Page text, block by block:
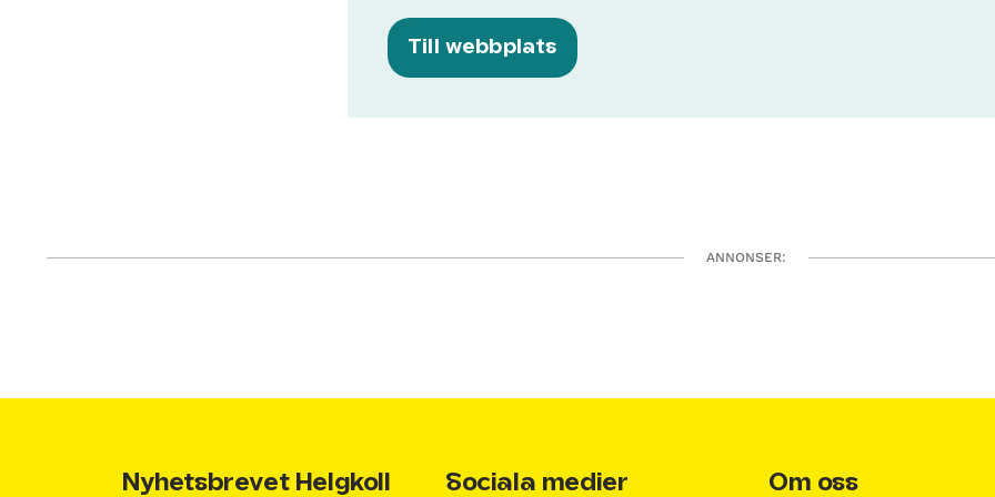
Till webbplats
ANNONSER:
Nyhetsbrevet Helgkoll Sociala medier Om oss